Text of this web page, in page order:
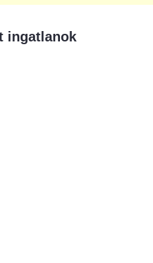
ingatlanok